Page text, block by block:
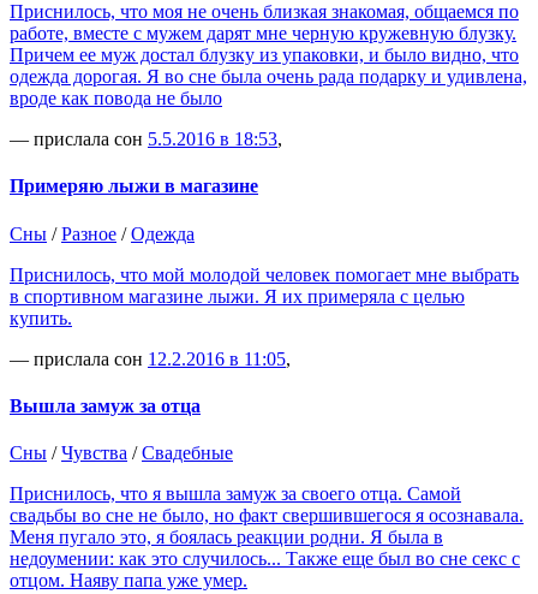
Приснилось, что моя не очень близкая знакомая, общаемся по
работе, вместе с мужем дарят мне черную кружевную блузку.
Причем ее муж достал блузку из упаковки, и было видно, что
одежда дорогая. Я во сне была очень рада подарку и удивлена,
вроде как повода не было
— прислала сон 5.5.2016 в 18:53,
Примеряю лыжи в магазине
Сны /Разное /Одежда
Приснилось, что мой молодой человек помогает мне выбрать
в спортивном магазине лыжи. Я их примеряла с целью
купить.
— прислала сон 12.2.2016 в 11:05,
Вышла замуж за отца
Сны /Чувства /Свадебные
Приснилось, что я вышла замуж за своего отца. Самой
свадьбы во сне не было, но факт свершившегося я осознавала.
Меня пугало это, я боялась реакции родни. Я была в
недоумении: как это случилось... Также еще был во сне секс с
отцом. Наяву папа уже умер.